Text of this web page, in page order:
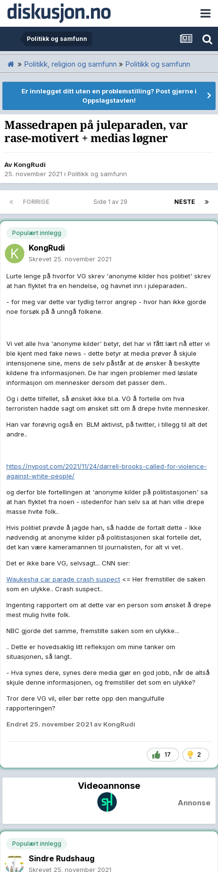
Politikk og samfunn
» Politikk, religion og samfunn » Politikk og samfunn
Er innlegget ditt uten en problemstilling? Post gjerne i
Oppslagstavlen!
Massedrapen på juleparaden, var
rase-motivert + medias løgner
Av KongRudi
25. november 2021 i Politikk og samfunn
FORRIGE NESTE
Side 1 av 29
Populært innlegg
KongRudi
Skrevet 25. november 2021
Lurte lenge på hvorfor VG skrev 'anonyme kilder hos politiet' skrev
at han flyktet fra en hendelse, og havnet inn i juleparaden..
- for meg var dette var tydlig terror angrep - hvor han ikke gjorde
noe forsøk på å unngå folkene.
Vi vet alle hva 'anonyme kilder' betyr, det har vi fått lært nå etter vi
ble kjent med fake news - dette betyr at media prøver å skjule
intensjonene sine, mens de selv påstår at de ønsker å beskytte
kildene fra informasjonen. De har ingen problemer med løslate
informasjon om mennesker dersom det passer dem..
Og i dette tilfellet, så ønsket ikke bl.a. VG å fortelle om hva
terroristen hadde sagt om ønsket sitt om å drepe hvite mennesker.
Han var forøvrig også en BLM aktivist, på twitter, i tillegg til alt det
andre..
https://nypost.com/2021/11/24/darrell-brooks-called-for-violence-
against-white-people/
og derfor ble fortellingen at 'anonyme kilder på politistasjonen' sa
at han flyktet fra noen - istedenfor han selv sa at han ville drepe
masse hvite folk..
Hvis politiet prøvde å jagde han, så hadde de fortalt dette - Ikke
nødvendig at anonyme kilder på politistasjonen skal fortelle det,
det kan være kameramannen til journalisten, for alt vi vet..
Det er ikke bare VG, selvsagt... CNN sier:
Waukesha car parade crash suspect <= Her fremstiller de saken
som en ulykke.. Crash suspect..
Ingenting rapportert om at dette var en person som ønsket å drepe
mest mulig hvite folk.
NBC gjorde det samme, fremstilte saken som en ulykke...
.. Dette er hovedsaklig litt refleksjon om mine tanker om
situasjonen, så langt..
- Hva synes dere, synes dere media gjør en god jobb, når de altså
skjule denne informasjonen, og fremstiller det som en ulykke?
Tror dere VG vil, eller bør rette opp den mangulfulle
rapporteringen?
Endret 25. november 2021 av KongRudi
17 2
Videoannonse
Annonse
Populært innlegg
Sindre Rudshaug
Skrevet 25. november 2021